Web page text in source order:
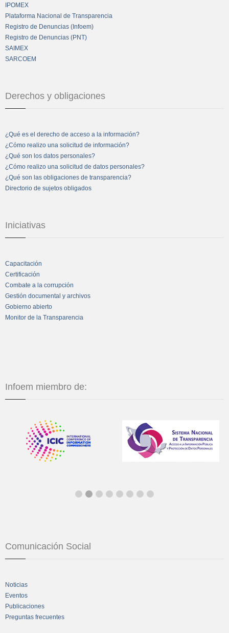
IPOMEX
Plataforma Nacional de Transparencia
Registro de Denuncias (Infoem)
Registro de Denuncias (PNT)
SAIMEX
SARCOEM
Derechos y obligaciones
¿Qué es el derecho de acceso a la información?
¿Cómo realizo una solicitud de información?
¿Qué son los datos personales?
¿Cómo realizo una solicitud de datos personales?
¿Qué son las obligaciones de transparencia?
Directorio de sujetos obligados
Iniciativas
Capacitación
Certificación
Combate a la corrupción
Gestión documental y archivos
Gobierno abierto
Monitor de la Transparencia
Infoem miembro de:
Comunicación Social
Noticias
Eventos
Publicaciones
Preguntas frecuentes